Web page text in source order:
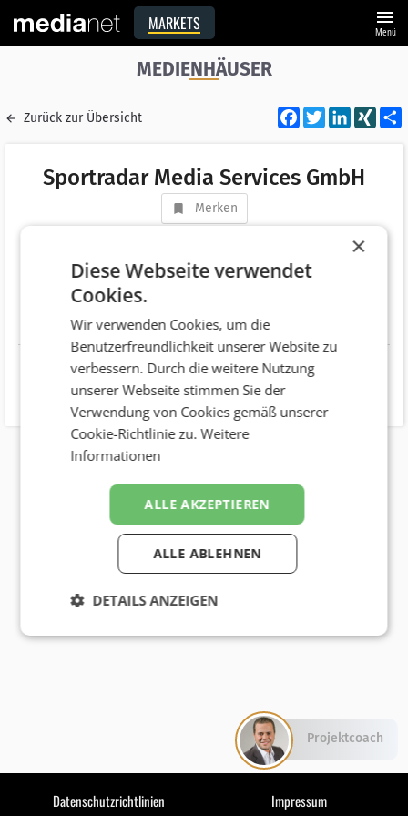
MARKETS menu
Menü
MEDIENHÄUSER
Zurück zur Übersicht Facebook
Twitter XING
Sportradar Media Services GmbH
Merken
AT 1220 Wien
Telefonnummer +43 (1) 2563141-0
Website http://www.sportradar.com
Datenschutzrichtlinien Impressum
×
Diese Webseite verwendet
Cookies.
Wir verwenden Cookies, um die
Benutzerfreundlichkeit unserer Website zu
verbessern. Durch die weitere Nutzung
unserer Webseite stimmen Sie der
Verwendung von Cookies gemäß unserer
Cookie-Richtlinie zu.Weitere
Informationen
ALLE AKZEPTIEREN
ALLE ABLEHNEN
DETAILS ANZEIGEN
Projektcoach